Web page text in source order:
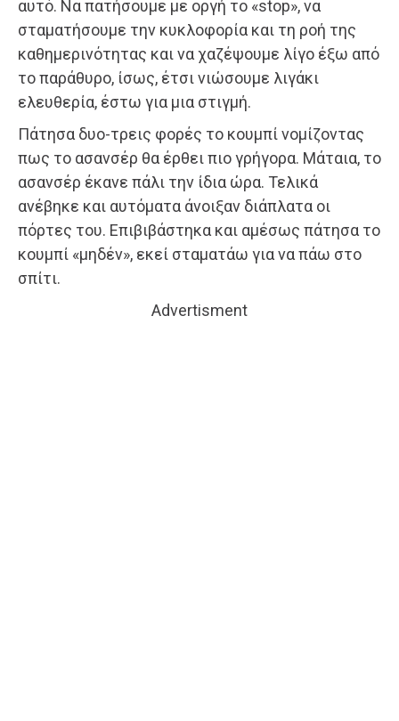
αυτό. Να πατήσουμε με οργή το «stop», να
σταματήσουμε την κυκλοφορία και τη ροή της
καθημερινότητας και να χαζέψουμε λίγο έξω από
το παράθυρο, ίσως, έτσι νιώσουμε λιγάκι
ελευθερία, έστω για μια στιγμή.
Πάτησα δυο-τρεις φορές το κουμπί νομίζοντας
πως το ασανσέρ θα έρθει πιο γρήγορα. Μάταια, το
ασανσέρ έκανε πάλι την ίδια ώρα. Τελικά
ανέβηκε και αυτόματα άνοιξαν διάπλατα οι
πόρτες του. Επιβιβάστηκα και αμέσως πάτησα το
κουμπί «μηδέν», εκεί σταματάω για να πάω στο
σπίτι.
Advertisment